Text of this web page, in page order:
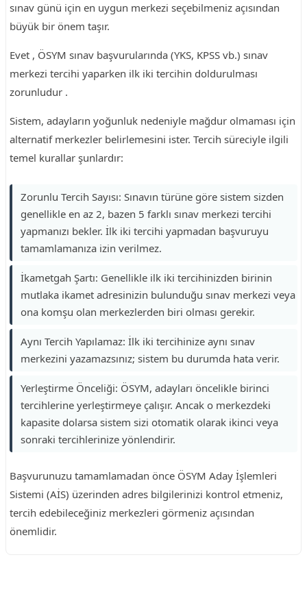
sınav günü için en uygun merkezi seçebilmeniz açısından
büyük bir önem taşır.
Evet , ÖSYM sınav başvurularında (YKS, KPSS vb.) sınav
merkezi tercihi yaparken ilk iki tercihin doldurulması
zorunludur .
Sistem, adayların yoğunluk nedeniyle mağdur olmaması için
alternatif merkezler belirlemesini ister. Tercih süreciyle ilgili
temel kurallar şunlardır:
Zorunlu Tercih Sayısı: Sınavın türüne göre sistem sizden
genellikle en az 2, bazen 5 farklı sınav merkezi tercihi
yapmanızı bekler. İlk iki tercihi yapmadan başvuruyu
tamamlamanıza izin verilmez.
İkametgah Şartı: Genellikle ilk iki tercihinizden birinin
mutlaka ikamet adresinizin bulunduğu sınav merkezi veya
ona komşu olan merkezlerden biri olması gerekir.
Aynı Tercih Yapılamaz: İlk iki tercihinize aynı sınav
merkezini yazamazsınız; sistem bu durumda hata verir.
Yerleştirme Önceliği: ÖSYM, adayları öncelikle birinci
tercihlerine yerleştirmeye çalışır. Ancak o merkezdeki
kapasite dolarsa sistem sizi otomatik olarak ikinci veya
sonraki tercihlerinize yönlendirir.
Başvurunuzu tamamlamadan önce ÖSYM Aday İşlemleri
Sistemi (AİS) üzerinden adres bilgilerinizi kontrol etmeniz,
tercih edebileceğiniz merkezleri görmeniz açısından
önemlidir.